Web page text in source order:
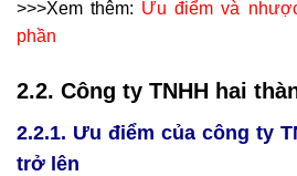
>>>Xem thêm: Ưu điểm và
phần
2.2. Công ty TNHH hai
2.2.1. Ưu điểm của công ty
trở lên